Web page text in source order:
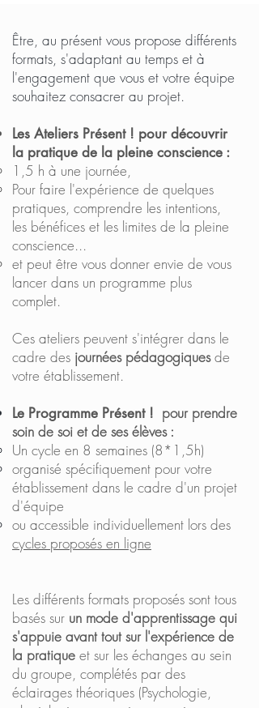
Être, au présent vous propose différents
formats, s'adaptant au temps et à
l'engagement que vous et votre équipe
souhaitez consacrer au projet.
Les Ateliers Présent ! pour découvrir
la pratique de la pleine conscience :
1,5 h à une journée,
Pour faire l'expérience de quelques
pratiques, comprendre les intentions,
les bénéfices et les limites de la pleine
conscience...
et peut être vous donner envie de vous
lancer dans un programme plus
complet.
Ces ateliers peuvent s'intégrer dans le
cadre des journées pédagogiquesde
votre établissement.
Le Programme Présent ! pour prendre
soin de soi et de ses élèves :
Un cycle en 8 semaines (8*1,5h)
organisé spécifiquement pour votre
établissement dans le cadre d'un projet
d'équipe
ou accessible individuellement lors des
cycles proposés en ligne
Les différents formats proposés sont tous
basés sur un mode d'apprentissage qui
s'appuie avant tout sur l'expérience de
la pratique et sur les échanges au sein
du groupe, complétés par des
éclairages théoriques (Psychologie,